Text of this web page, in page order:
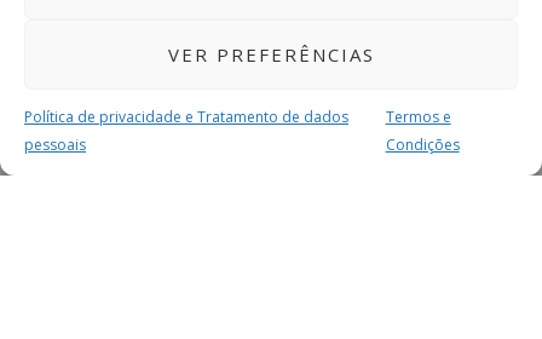
VER PREFERÊNCIAS
Política de privacidade e Tratamento de dados
pessoais
Termos e
Condições